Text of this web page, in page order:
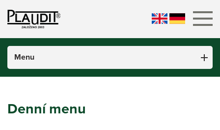
Menu
Úvod
Jídelní lístek
Denní menu